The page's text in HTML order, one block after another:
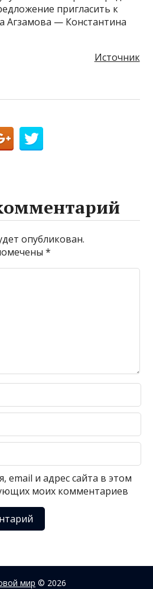
пригласить к
Агзамова — Константина
Источник
опубликован.
*
email и адрес сайта в этом
моих комментариев
мир © 2026